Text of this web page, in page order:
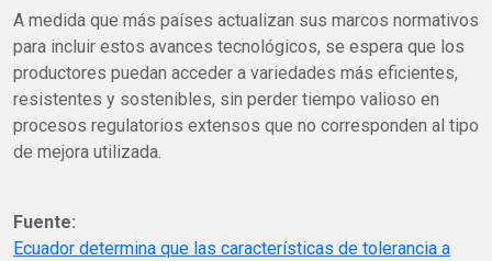
A medida que más países actualizan sus marcos normativos
para incluir estos avances tecnológicos, se espera que los
productores puedan acceder a variedades más eficientes,
resistentes y sostenibles, sin perder tiempo valioso en
procesos regulatorios extensos que no corresponden al tipo
de mejora utilizada.
Fuente:
Ecuador determina que las características de tolerancia a